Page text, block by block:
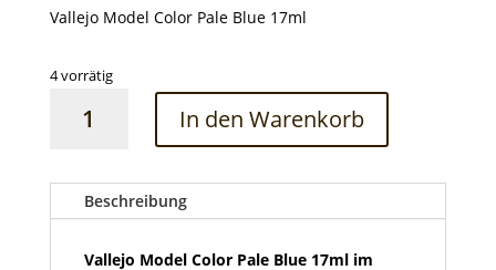
Vallejo Model Color Pale Blue 17ml
4 vorrätig
Model
Menge
In den Warenkorb
Beschreibung
Vallejo Model Color Pale Blue 17ml im